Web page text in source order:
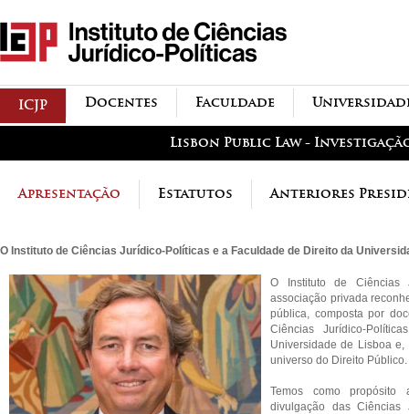
principal
icjp
menu-institucional Faculdade
Docentes
ICJP
Lisbon Public Law -
Anteriores
Estatutos
Apresentação
O Instituto de Ciências Jurídico-Políticas e a Faculdade de Direito da
O Instituto de Ciências
associação privada
pública, composta por
Ciências Jurídico-
Universidade de Lisboa
universo do Direito Público.
Temos como
divulgação das Ciências